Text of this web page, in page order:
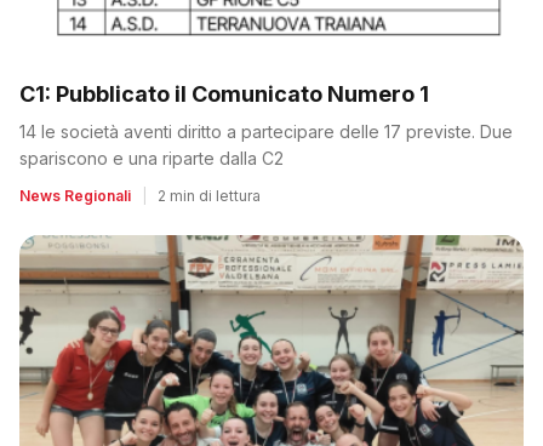
C1: Pubblicato il Comunicato Numero 1
14 le società aventi diritto a partecipare delle 17 previste. Due
spariscono e una riparte dalla C2
News Regionali 2 min di lettura